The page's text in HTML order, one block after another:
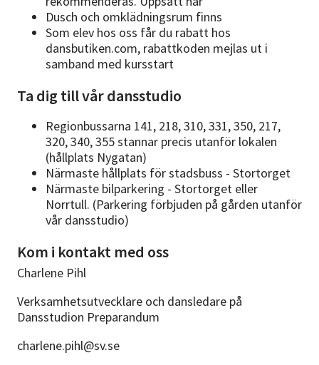
Dusch och omklädningsrum finns
Som elev hos oss får du rabatt hos
dansbutiken.com, rabattkoden mejlas ut i
samband med kursstart
Ta dig till vår dansstudio
Regionbussarna 141, 218, 310, 331, 350, 217,
320, 340, 355 stannar precis utanför lokalen
(hållplats Nygatan)
Närmaste hållplats för stadsbuss - Stortorget
Närmaste bilparkering - Stortorget eller
Norrtull. (Parkering förbjuden på gården utanför
vår dansstudio)
Kom i kontakt med oss
Charlene Pihl
Verksamhetsutvecklare och dansledare på
Dansstudion Preparandum
charlene.pihl@sv.se